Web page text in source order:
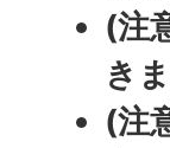
(注
き
(注